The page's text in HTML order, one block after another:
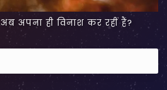
अपना ही विनाश कर रहीं हैं?